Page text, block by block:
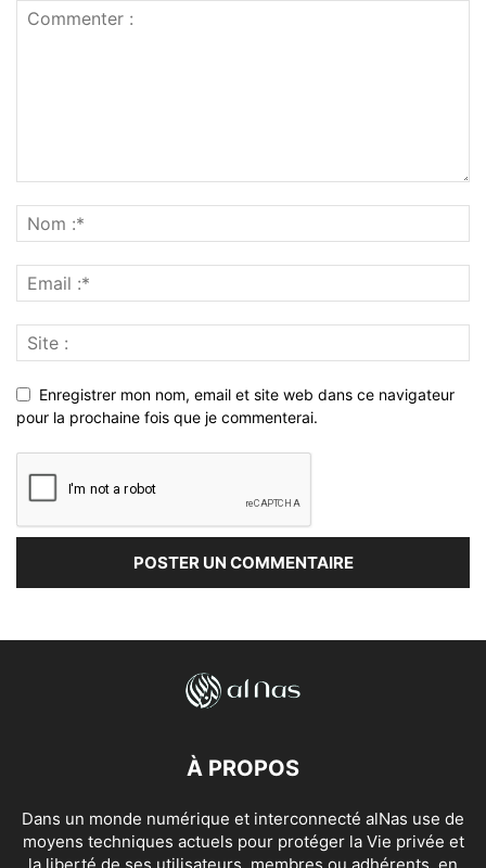
Enregistrer mon nom, email et site web dans ce navigateur
pour la prochaine fois que je commenterai.
À PROPOS
Dans un monde numérique et interconnecté alNas use de
moyens techniques actuels pour protéger la Vie privée et